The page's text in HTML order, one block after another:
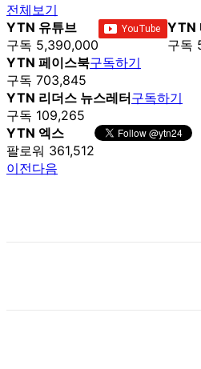
전체보기
YTN 유튜브
구독 5,390,000
YTN
구독
YTN 페이스북
구독 703,845
구독하기
YTN 리더스 뉴스레터
구독 109,265
구독하기
YTN 엑스
팔로워 361,512
이전다음